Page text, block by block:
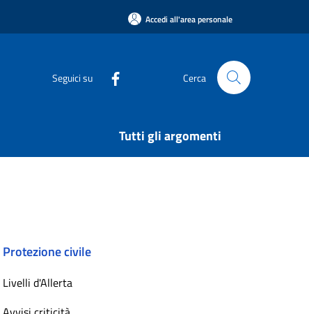
Accedi all'area personale
Seguici su Cerca
Tutti gli argomenti
Protezione civile
Livelli d'Allerta